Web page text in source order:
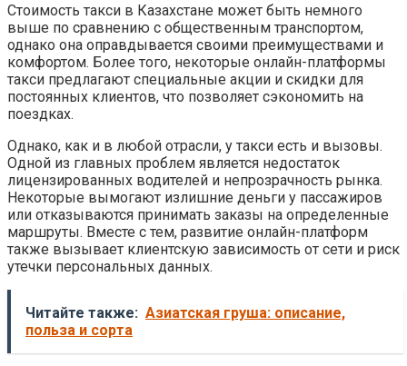
Стоимость такси в Казахстане может быть немного
выше по сравнению с общественным транспортом,
однако она оправдывается своими преимуществами и
комфортом. Более того, некоторые онлайн-платформы
такси предлагают специальные акции и скидки для
постоянных клиентов, что позволяет сэкономить на
поездках.
Однако, как и в любой отрасли, у такси есть и вызовы.
Одной из главных проблем является недостаток
лицензированных водителей и непрозрачность рынка.
Некоторые вымогают излишние деньги у пассажиров
или отказываются принимать заказы на определенные
маршруты. Вместе с тем, развитие онлайн-платформ
также вызывает клиентскую зависимость от сети и риск
утечки персональных данных.
Читайте также: Азиатская груша: описание,
польза и сорта